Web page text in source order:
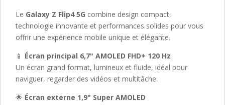
Le Galaxy Z Flip4 5G combine design compact,
technologie innovante et performances solides pour vous
offrir une expérience mobile unique et élégante.
📱 Écran principal 6,7" AMOLED FHD+ 120 Hz
Un écran grand format, lumineux et fluide, idéal pour
naviguer, regarder des vidéos et multitâche.
🌟 Écran externe 1,9" Super AMOLED